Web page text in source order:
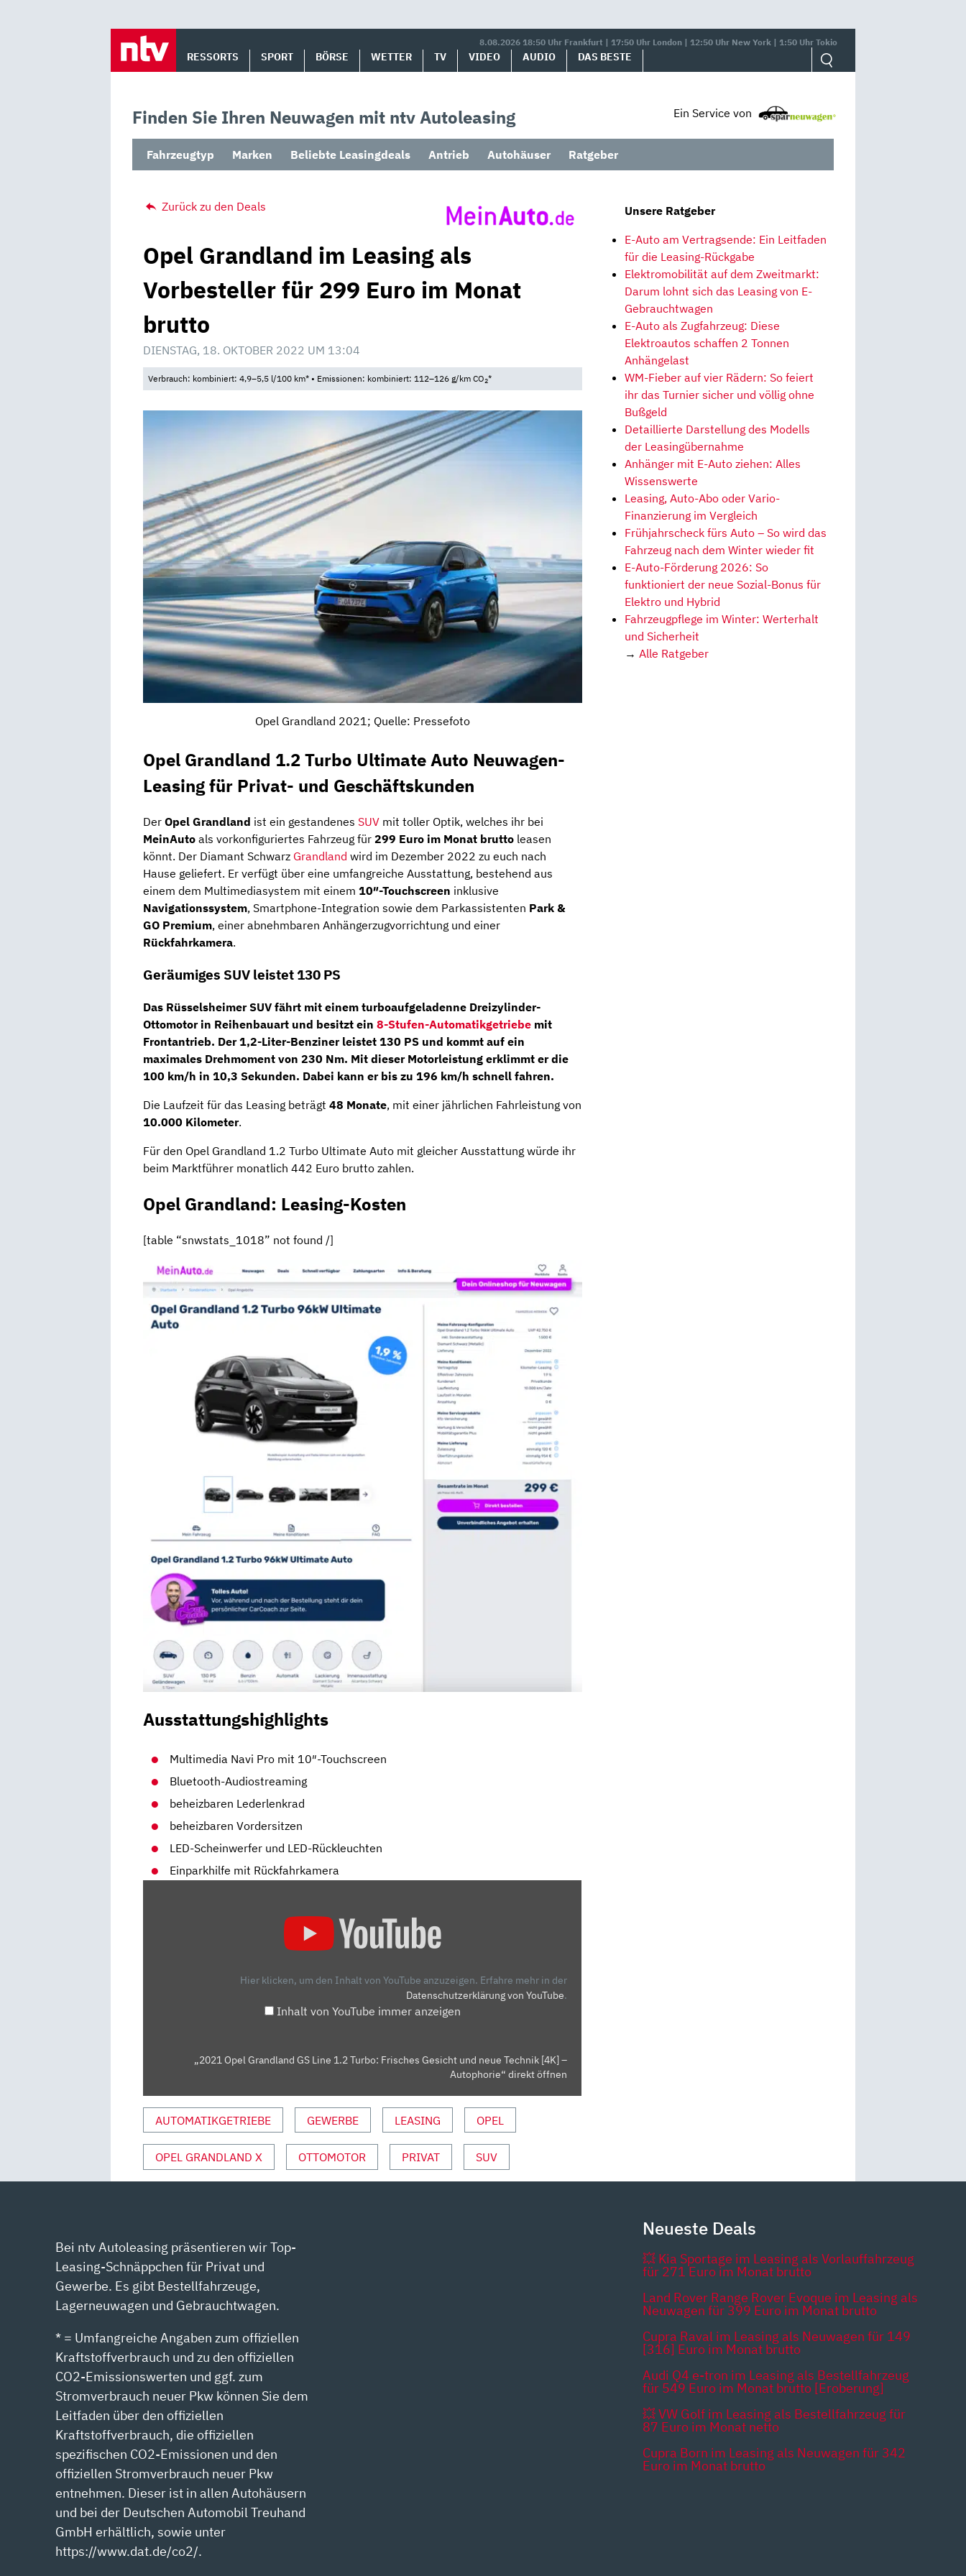
8.08.2026 18:50 Uhr Frankfurt | 17:50 Uhr London | 12:50 Uhr New York | 1:50 Uhr Tokio
RESSORTS SPORT BÖRSE WETTER TV VIDEO AUDIO DAS BESTE
Finden Sie Ihren Neuwagen mit ntv Autoleasing Ein Service von
Fahrzeugtyp Marken Beliebte Leasingdeals Antrieb Autohäuser Ratgeber
Zurück zu den Deals
Opel Grandland im Leasing als
Vorbesteller für 299 Euro im Monat
brutto
DIENSTAG, 18. OKTOBER 2022 UM 13:04
Verbrauch: kombiniert: 4,9–5,5 l/100 km* • Emissionen: kombiniert: 112–126 g/km CO2*
Opel Grandland 2021; Quelle: Pressefoto
Opel Grandland 1.2 Turbo Ultimate Auto Neuwagen-
Leasing für Privat- und Geschäftskunden
Der Opel Grandland ist ein gestandenes SUV mit toller Optik, welches ihr bei
MeinAuto als vorkonfiguriertes Fahrzeug für 299 Euro im Monat brutto leasen
könnt. Der Diamant Schwarz Grandland wird im Dezember 2022 zu euch nach
Hause geliefert. Er verfügt über eine umfangreiche Ausstattung, bestehend aus
einem dem Multimediasystem mit einem 10″-Touchscreen inklusive
Navigationssystem, Smartphone-Integration sowie dem Parkassistenten Park &
GO Premium, einer abnehmbaren Anhängerzugvorrichtung und einer
Rückfahrkamera.
Geräumiges SUV leistet 130 PS
Das Rüsselsheimer SUV fährt mit einem turboaufgeladenne Dreizylinder-
Ottomotorin Reihenbauart und besitzt ein 8-Stufen-Automatikgetriebe mit
Frontantrieb. Der 1,2-Liter-Benziner leistet 130 PS und kommt auf ein
maximales Drehmoment von 230 Nm. Mit dieser Motorleistung erklimmt er die
100 km/h in 10,3 Sekunden. Dabei kann er bis zu 196 km/h schnell fahren.
Die Laufzeit für das Leasing beträgt 48 Monate, mit einer jährlichen Fahrleistung von
10.000 Kilometer.
Für den Opel Grandland 1.2 Turbo Ultimate Auto mit gleicher Ausstattung würde ihr
beim Marktführer monatlich 442 Euro brutto zahlen.
Opel Grandland: Leasing-Kosten
[table “snwstats_1018” not found /]
Ausstattungshighlights
Multimedia Navi Pro mit 10″-Touchscreen
Bluetooth-Audiostreaming
beheizbaren Lederlenkrad
beheizbaren Vordersitzen
LED-Scheinwerfer und LED-Rückleuchten
Einparkhilfe mit Rückfahrkamera
[4K]
–
AUTOPHORIE“
VON
YOUTUBE
ANZEIGEN
Hier klicken, um den Inhalt von YouTube anzuzeigen. Erfahre mehr in der
Datenschutzerklärung von YouTube.
Inhalt von YouTube immer anzeigen
„2021 Opel Grandland GS Line 1.2 Turbo: Frisches Gesicht und neue Technik [4K] –
Autophorie“ direkt öffnen
AUTOMATIKGETRIEBE GEWERBE LEASING OPEL
OPEL GRANDLAND X OTTOMOTOR PRIVAT SUV
Unsere Ratgeber
E-Auto am Vertragsende: Ein Leitfaden
für die Leasing-Rückgabe
Elektromobilität auf dem Zweitmarkt:
Darum lohnt sich das Leasing von E-
Gebrauchtwagen
E-Auto als Zugfahrzeug: Diese
Elektroautos schaffen 2 Tonnen
Anhängelast
WM-Fieber auf vier Rädern: So feiert
ihr das Turnier sicher und völlig ohne
Bußgeld
Detaillierte Darstellung des Modells
der Leasingübernahme
Anhänger mit E-Auto ziehen: Alles
Wissenswerte
Leasing, Auto-Abo oder Vario-
Finanzierung im Vergleich
Frühjahrscheck fürs Auto – So wird das
Fahrzeug nach dem Winter wieder fit
E-Auto-Förderung 2026: So
funktioniert der neue Sozial-Bonus für
Elektro und Hybrid
Fahrzeugpflege im Winter: Werterhalt
und Sicherheit
→ Alle Ratgeber
Bei ntv Autoleasing präsentieren wir Top-
Leasing-Schnäppchen für Privat und
Gewerbe. Es gibt Bestellfahrzeuge,
Lagerneuwagen und Gebrauchtwagen.
* = Umfangreiche Angaben zum offiziellen
Kraftstoffverbrauch und zu den offiziellen
CO2-Emissionswerten und ggf. zum
Stromverbrauch neuer Pkw können Sie dem
Leitfaden über den offiziellen
Kraftstoffverbrauch, die offiziellen
spezifischen CO2-Emissionen und den
offiziellen Stromverbrauch neuer Pkw
entnehmen. Dieser ist in allen Autohäusern
und bei der Deutschen Automobil Treuhand
GmbH erhältlich, sowie unter
https://www.dat.de/co2/.
Neueste Deals
💥 Kia Sportage im Leasing als Vorlauffahrzeug
für 271 Euro im Monat brutto
Land Rover Range Rover Evoque im Leasing als
Neuwagen für 399 Euro im Monat brutto
Cupra Raval im Leasing als Neuwagen für 149
[316] Euro im Monat brutto
Audi Q4 e-tron im Leasing als Bestellfahrzeug
für 549 Euro im Monat brutto [Eroberung]
💥 VW Golf im Leasing als Bestellfahrzeug für
87 Euro im Monat netto
Cupra Born im Leasing als Neuwagen für 342
Euro im Monat brutto